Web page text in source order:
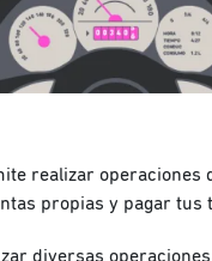
realizar operaciones
propias y pagar tus
diversas